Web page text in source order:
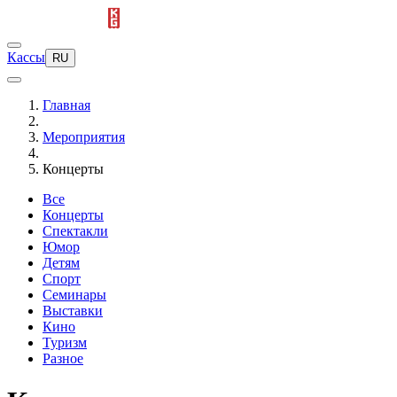
Кассы RU
Главная
Мероприятия
Концерты
Все
Концерты
Спектакли
Юмор
Детям
Спорт
Семинары
Выставки
Кино
Туризм
Разное